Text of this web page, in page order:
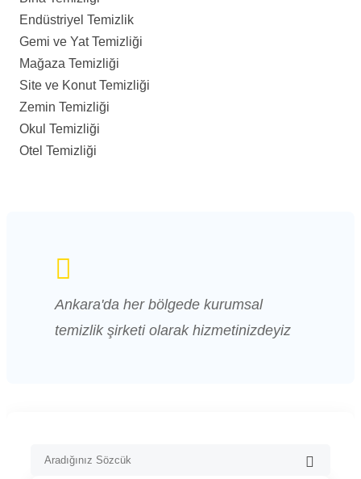
Endüstriyel Temizlik
Gemi ve Yat Temizliği
Mağaza Temizliği
Site ve Konut Temizliği
Zemin Temizliği
Okul Temizliği
Otel Temizliği
Ankara'da her bölgede kurumsal
temizlik şirketi olarak hizmetinizdeyiz